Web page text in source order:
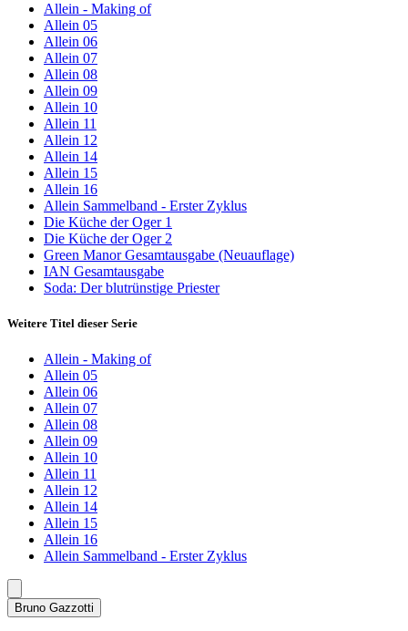
Allein - Making of
Allein 05
Allein 06
Allein 07
Allein 08
Allein 09
Allein 10
Allein 11
Allein 12
Allein 14
Allein 15
Allein 16
Allein Sammelband - Erster Zyklus
Die Küche der Oger 1
Die Küche der Oger 2
Green Manor Gesamtausgabe (Neuauflage)
IAN Gesamtausgabe
Soda: Der blutrünstige Priester
Weitere Titel dieser Serie
Allein - Making of
Allein 05
Allein 06
Allein 07
Allein 08
Allein 09
Allein 10
Allein 11
Allein 12
Allein 14
Allein 15
Allein 16
Allein Sammelband - Erster Zyklus
Bruno Gazzotti